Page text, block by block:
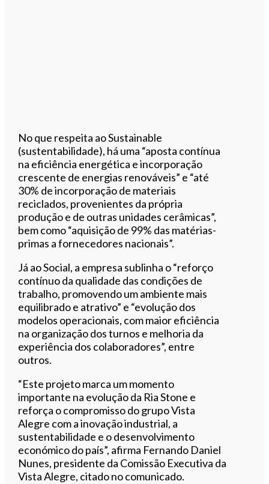
No que respeita ao Sustainable
(sustentabilidade), há uma “aposta contínua
na eficiência energética e incorporação
crescente de energias renováveis” e “até
30% de incorporação de materiais
reciclados, provenientes da própria
produção e de outras unidades cerâmicas”,
bem como “aquisição de 99% das matérias-
primas a fornecedores nacionais”.
Já ao Social, a empresa sublinha o “reforço
contínuo da qualidade das condições de
trabalho, promovendo um ambiente mais
equilibrado e atrativo” e “evolução dos
modelos operacionais, com maior eficiência
na organização dos turnos e melhoria da
experiência dos colaboradores”, entre
outros.
“Este projeto marca um momento
importante na evolução da Ria Stone e
reforça o compromisso do grupo Vista
Alegre com a inovação industrial, a
sustentabilidade e o desenvolvimento
económico do país”, afirma Fernando Daniel
Nunes, presidente da Comissão Executiva da
Vista Alegre, citado no comunicado.